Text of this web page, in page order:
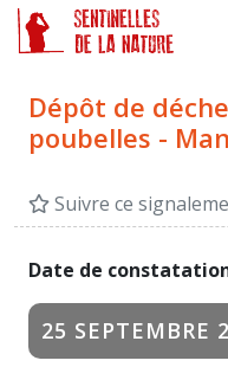
Dépôt de
poubelles -
Suivre ce
Date de
25 SEPTEMBRE
Panneau de gestion des